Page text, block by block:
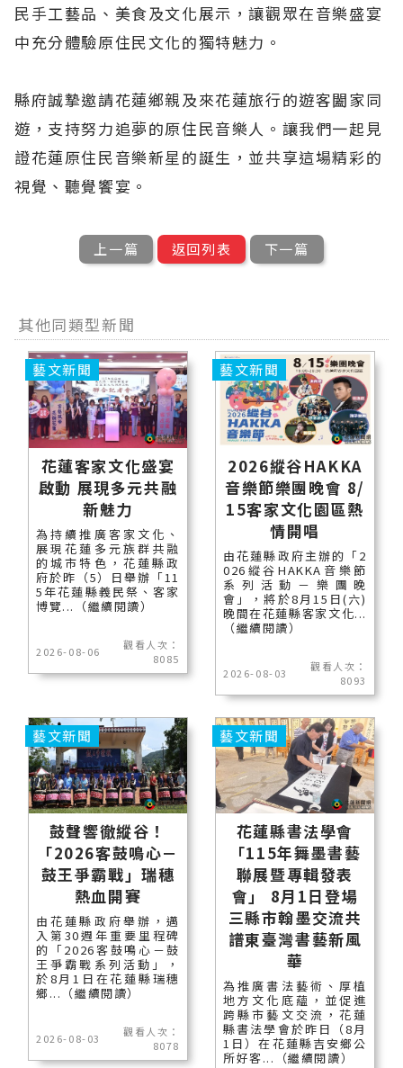
民手工藝品、美食及文化展示，讓觀眾在音樂盛宴
中充分體驗原住民文化的獨特魅力。
縣府誠摯邀請花蓮鄉親及來花蓮旅行的遊客闔家同
遊，支持努力追夢的原住民音樂人。讓我們一起見
證花蓮原住民音樂新星的誕生，並共享這場精彩的
視覺、聽覺饗宴。
上一篇 返回列表 下一篇
其他同類型新聞
花蓮客家文化盛宴
啟動 展現多元共融
新魅力
為持續推廣客家文化、
展現花蓮多元族群共融
的城市特色，花蓮縣政
府於昨（5）日舉辦「11
5年花蓮縣義民祭、客家
博覽...（繼續閱讀）
2026-08-06
觀看人次：
8085
藝文新聞
2026縱谷HAKKA
音樂節樂團晚會 8/
15客家文化園區熱
情開唱
由花蓮縣政府主辦的「2
026縱谷HAKKA音樂節
系列活動－樂團晚
會」，將於8月15日(六)
晚間在花蓮縣客家文化...
（繼續閱讀）
2026-08-03
觀看人次：
8093
藝文新聞
鼓聲響徹縱谷！
「2026客鼓鳴心－
鼓王爭霸戰」瑞穗
熱血開賽
由花蓮縣政府舉辦，邁
入第30週年重要里程碑
的「2026客鼓鳴心－鼓
王爭霸戰系列活動」，
於8月1日在花蓮縣瑞穗
鄉...（繼續閱讀）
2026-08-03
觀看人次：
8078
藝文新聞
花蓮縣書法學會
「115年舞墨書藝
聯展暨專輯發表
會」 8月1日登場
三縣市翰墨交流共
譜東臺灣書藝新風
華
為推廣書法藝術、厚植
地方文化底蘊，並促進
跨縣市藝文交流，花蓮
縣書法學會於昨日（8月
1日）在花蓮縣吉安鄉公
所好客...（繼續閱讀）
藝文新聞